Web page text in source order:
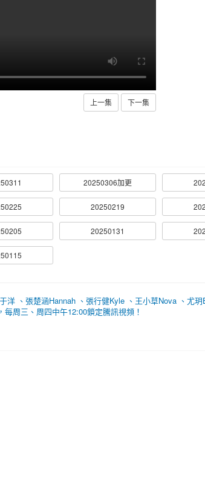
上一集 下一集
20250306加更
20250219
20250131
、張楚涵Hannah 、張行健Kyle 、王小草Nova 、尤
周三、周四中午12:00鎖定騰訊視頻！